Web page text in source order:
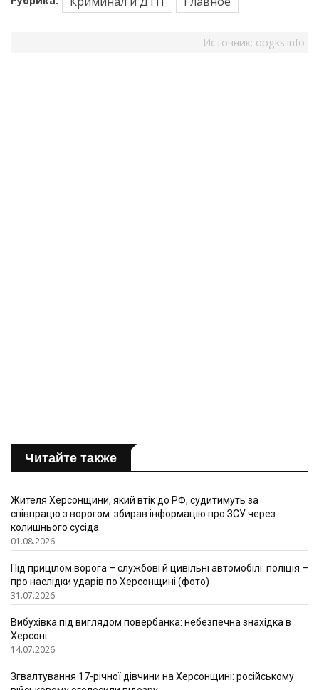
Источник: opgks.info
Читайте также
Жителя Херсонщини, який втік до РФ, судитимуть за
співпрацю з ворогом: збирав інформацію про ЗСУ через
колишнього сусіда
01.08.2026
Під прицілом ворога – службові й цивільні автомобілі: поліція –
про наслідки ударів по Херсонщині (фото)
31.07.2026
Вибухівка під виглядом повербанка: небезпечна знахідка в
Херсоні
14.07.2026
Згвалтування 17-річної дівчини на Херсонщині: російському